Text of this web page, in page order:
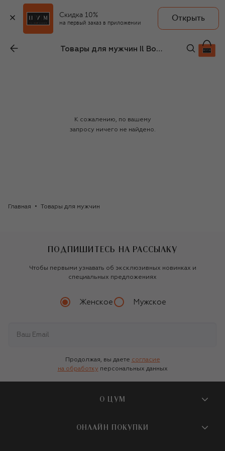
Скидка 10%
на первый заказ в приложении
Открыть
Товары для мужчин Il Borgo Cashmere
К сожалению, по вашему
запросу ничего не найдено.
Главная Товары для мужчин
ПОДПИШИТЕСЬ НА РАССЫЛКУ
Чтобы первыми узнавать об эксклюзивных новинках и
специальных предложениях
Женское Мужское
Продолжая, вы даете согласие
на обработку персональных данных
О ЦУМ
О магазине
ОНЛАЙН ПОКУПКИ